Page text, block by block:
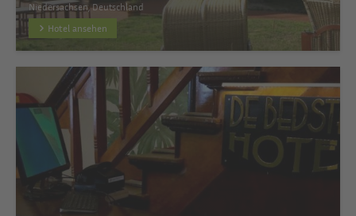
Niedersachsen, Deutschland
Hotel ansehen